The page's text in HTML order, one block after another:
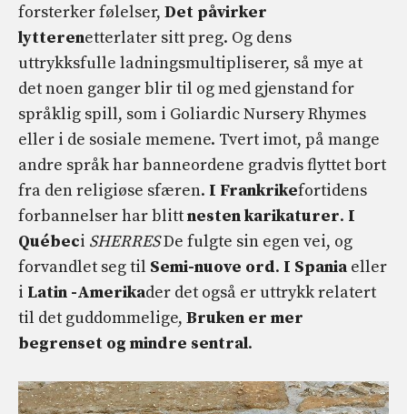
forsterker følelser, Det påvirker
lytterenetterlater sitt preg. Og dens
uttrykksfulle ladningsmultipliserer, så mye at
det noen ganger blir til og med gjenstand for
språklig spill, som i Goliardic Nursery Rhymes
eller i de sosiale memene. Tvert imot, på mange
andre språk har banneordene gradvis flyttet bort
fra den religiøse sfæren. I Frankrikefortidens
forbannelser har blittnesten karikaturer. I
Québeci SHERRESDe fulgte sin egen vei, og
forvandlet seg til Semi-nuove ord. I Spania eller
i Latin -Amerikader det også er uttrykk relatert
til det guddommelige, Bruken er mer
begrenset og mindre sentral.